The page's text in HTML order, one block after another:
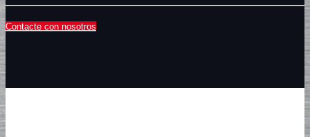
Contacte con nosotros